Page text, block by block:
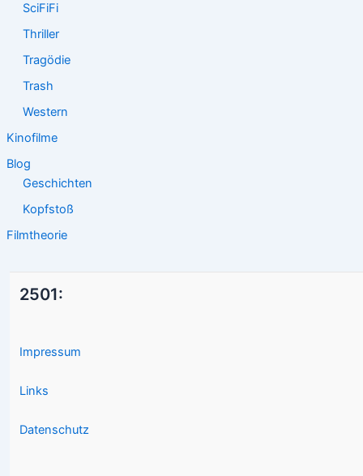
SciFiFi
Thriller
Tragödie
Trash
Western
Kinofilme
Blog
Geschichten
Kopfstoß
Filmtheorie
2501:
Impressum
Links
Datenschutz